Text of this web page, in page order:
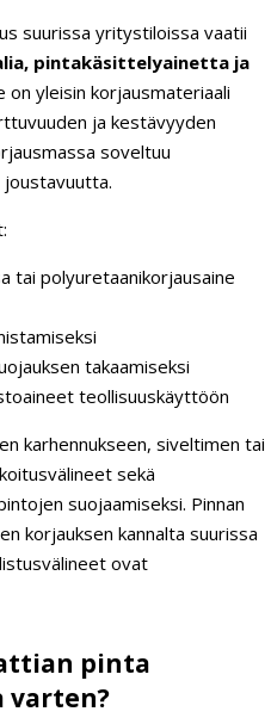
suurissa yritystiloissa vaatii
pintakäsittelyainetta ja
on yleisin korjausmateriaali
ja kestävyyden
soveltuu
tai polyuretaanikorjausaine
takaamiseksi
teollisuuskäyttöön
karhennukseen, siveltimen tai
sekä
suojaamiseksi. Pinnan
korjauksen kannalta suurissa
ovat
pinta
varten?